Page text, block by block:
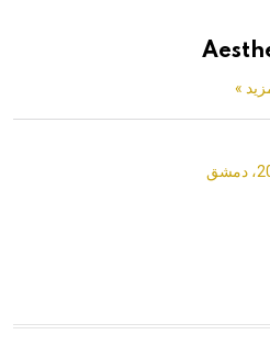
موسوعات جديدة في عام 2026
»